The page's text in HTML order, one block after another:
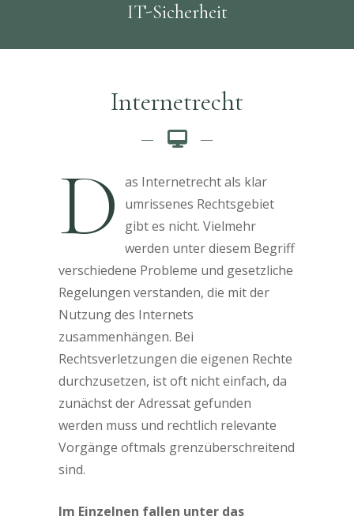
IT-Sicherheit
Internetrecht
D as Internetrecht als klar
umrissenes Rechtsgebiet
gibt es nicht. Vielmehr
werden unter diesem Begriff
verschiedene Probleme und gesetzliche
Regelungen verstanden, die mit der
Nutzung des Internets
zusammenhängen. Bei
Rechtsverletzungen die eigenen Rechte
durchzusetzen, ist oft nicht einfach, da
zunächst der Adressat gefunden
werden muss und rechtlich relevante
Vorgänge oftmals grenzüberschreitend
sind.
Im Einzelnen fallen unter das